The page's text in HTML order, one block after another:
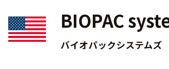
BIOPAC
バイオパックシステムズ